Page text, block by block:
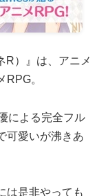
R）』は、アニメ
。
による完全フル
可愛いが沸きあ
は是非やっても